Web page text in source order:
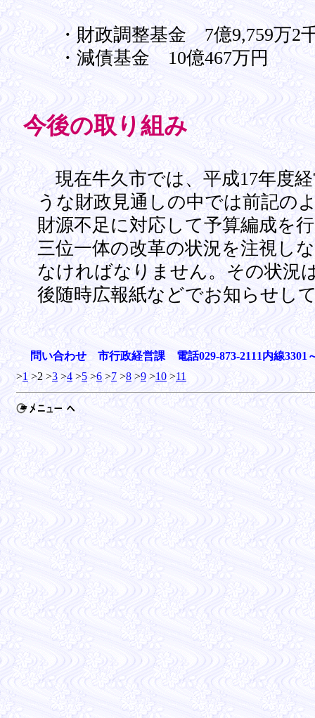
・財政調整基金 7億9,759万2
・減債基金 10億467万円
今後の取り組み
現在牛久市では、平成17年度
うな財政見通しの中では前記の
財源不足に対応して予算編成を
三位一体の改革の状況を注視し
なければなりません。その状況
後随時広報紙などでお知らせし
問い合わせ 市行政経営課 電話029-873-2111内線3301
>1 >2 >3 >4 >5>6 >7 >8 >9>10 >11